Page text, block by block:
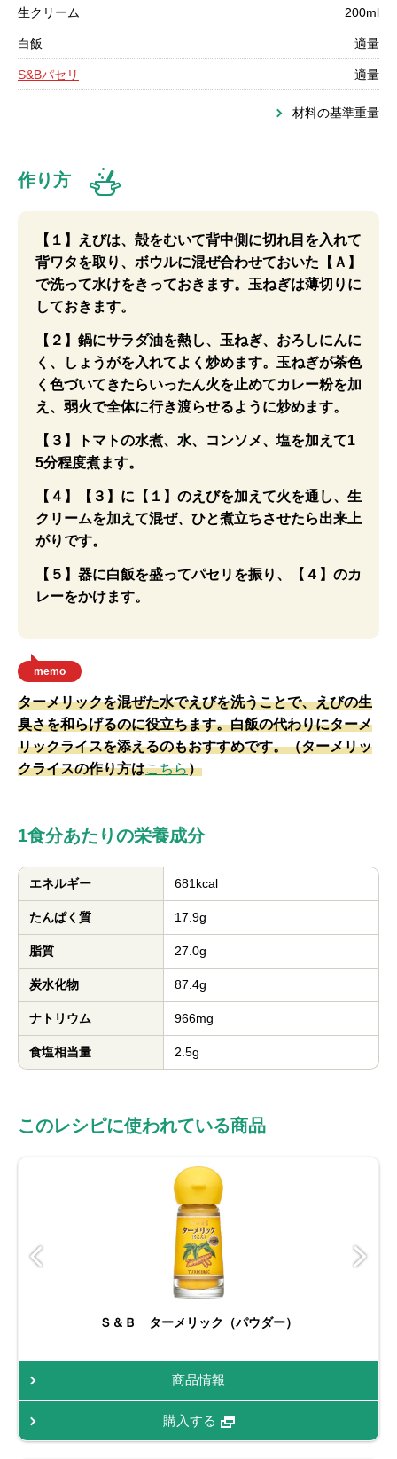
生クリーム 200ml
白飯 適量
S&Bパセリ 適量
材料の基準重量
作り方
【１】えびは、殻をむいて背中側に切れ目を入れて
背ワタを取り、ボウルに混ぜ合わせておいた【Ａ】
で洗って水けをきっておきます。玉ねぎは薄切りに
しておきます。
【２】鍋にサラダ油を熱し、玉ねぎ、おろしにんに
く、しょうがを入れてよく炒めます。玉ねぎが茶色
く色づいてきたらいったん火を止めてカレー粉を加
え、弱火で全体に行き渡らせるように炒めます。
【３】トマトの水煮、水、コンソメ、塩を加えて1
5分程度煮ます。
【４】【３】に【１】のえびを加えて火を通し、生
クリームを加えて混ぜ、ひと煮立ちさせたら出来上
がりです。
【５】器に白飯を盛ってパセリを振り、【４】のカ
レーをかけます。
memo
ターメリックを混ぜた水でえびを洗うことで、えびの生
臭さを和らげるのに役立ちます。白飯の代わりにターメ
リックライスを添えるのもおすすめです。（ターメリッ
クライスの作り方はこちら）
1食分あたりの栄養成分
エネルギー 681kcal
たんぱく質 17.9g
脂質 27.0g
炭水化物 87.4g
ナトリウム 966mg
食塩相当量 2.5g
このレシピに使われている商品
Ｓ＆Ｂ ターメリック（パウダー）
商品情報
購入する